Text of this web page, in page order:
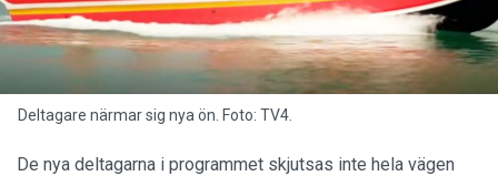
Deltagare närmar sig nya ön. Foto: TV4.
De nya deltagarna i programmet skjutsas inte hela vägen